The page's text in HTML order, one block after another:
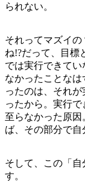
られない。
それってマズイ
ね!?だって、目標
では実行できて
なかったことな
ったのは、それ
ったから。実行
至らなかった原因
ば、その部分で自
そして、この「
す。